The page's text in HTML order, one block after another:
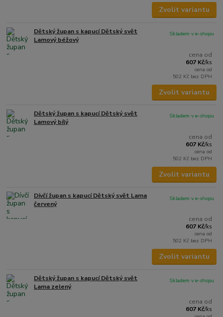
Zvolit variantu
Dětský župan s kapucí Dětský svět
Lamový béžový
cena od
607 Kč/ks
cena od
502 Kč bez DPH
Skladem v e-shopu
Zvolit variantu
Dětský župan s kapucí Dětský svět
Lamový bílý
cena od
607 Kč/ks
cena od
502 Kč bez DPH
Skladem v e-shopu
Zvolit variantu
Dívčí župan s kapucí Dětský svět Lama
červený
cena od
607 Kč/ks
cena od
502 Kč bez DPH
Skladem v e-shopu
Zvolit variantu
Dětský župan s kapucí Dětský svět
Lama zelený
cena od
607 Kč/ks
Skladem v e-shopu